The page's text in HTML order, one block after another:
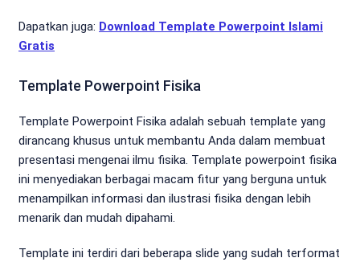
Dapatkan juga: Download Template Powerpoint Islami
Gratis
Template Powerpoint Fisika
Template Powerpoint Fisika adalah sebuah template yang
dirancang khusus untuk membantu Anda dalam membuat
presentasi mengenai ilmu fisika. Template powerpoint fisika
ini menyediakan berbagai macam fitur yang berguna untuk
menampilkan informasi dan ilustrasi fisika dengan lebih
menarik dan mudah dipahami.
Template ini terdiri dari beberapa slide yang sudah terformat